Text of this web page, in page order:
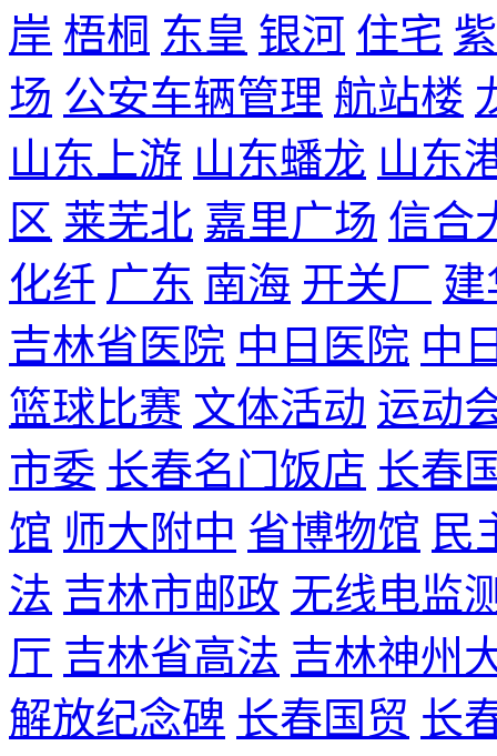
岸 梧桐 东皇 银河 住宅
场 公安车辆管理 航站楼
山东上游 山东蟠龙 山东
区 莱芜北 嘉里广场 信合
化纤 广东 南海 开关厂 建
吉林省医院 中日医院 中
篮球比赛 文体活动 运动
市委 长春名门饭店 长春
馆 师大附中 省博物馆 民
法 吉林市邮政 无线电监
厅 吉林省高法 吉林神州
解放纪念碑 长春国贸 长